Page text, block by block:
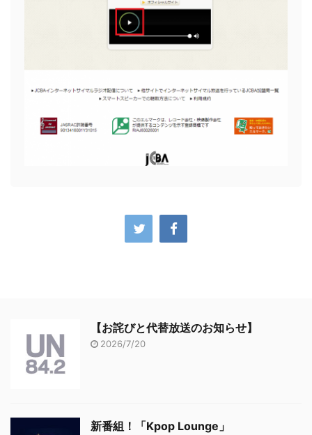
【お詫びと代替放送のお知らせ】
2026/7/20
新番組！「Kpop Lounge」